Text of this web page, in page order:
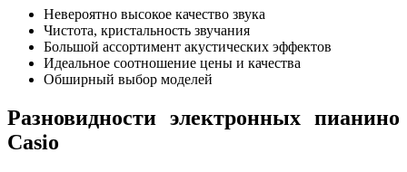
Невероятно высокое качество звука
Чистота, кристальность звучания
Большой ассортимент акустических эффектов
Идеальное соотношение цены и качества
Обширный выбор моделей
Разновидности электронных пианино
Casio